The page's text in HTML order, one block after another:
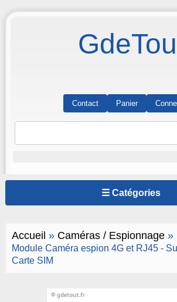
Contact Panier
☰ Catégories
Accueil » Caméras / Espionnage»
Module Caméra espion 4G et RJ45 -
Carte SIM